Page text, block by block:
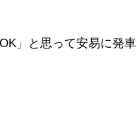
」と思って安易に発車